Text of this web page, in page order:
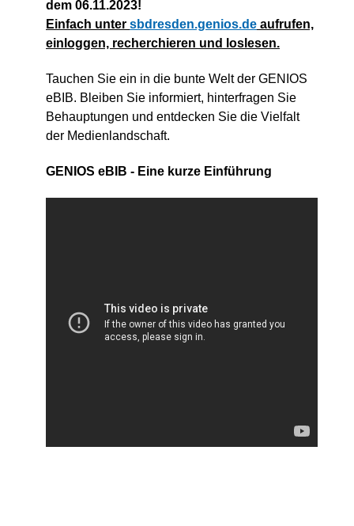
dem 06.11.2023!
Einfach unter sbdresden.genios.de aufrufen,
einloggen, recherchieren und loslesen.
Tauchen Sie ein in die bunte Welt der GENIOS
eBIB. Bleiben Sie informiert, hinterfragen Sie
Behauptungen und entdecken Sie die Vielfalt
der Medienlandschaft.
GENIOS eBIB - Eine kurze Einführung